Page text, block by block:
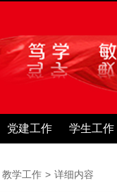
党建工作 学生工作
教学工作 > 详细内容